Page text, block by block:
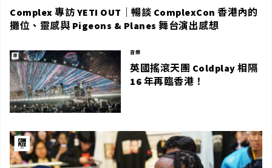
Complex 專訪 YETI OUT｜暢談 ComplexCon 香港內的
攤位、靈感與 Pigeons & Planes 舞台演出感想
音樂
英國搖滾天團 Coldplay 相隔
16 年再臨香港！